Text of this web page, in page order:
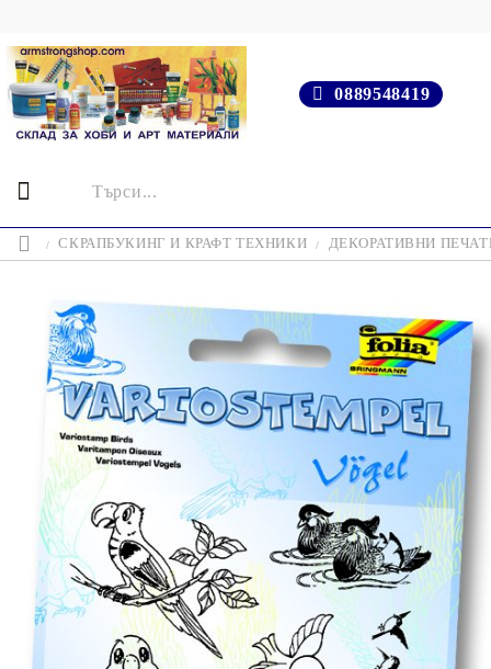
0889548419
СКРАПБУКИНГ И КРАФТ ТЕХНИКИ ДЕКОРАТИВНИ